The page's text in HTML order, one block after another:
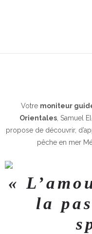
Votre moniteur
Orientales, Samuel
propose de découvrir,
pêche en mer
«
la